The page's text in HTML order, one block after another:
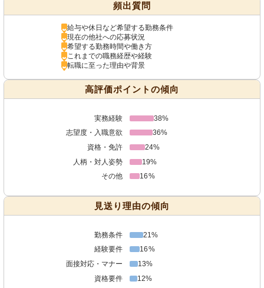
頻出質問
給与や休日など希望する勤務条件
現在の他社への応募状況
希望する勤務時間や働き方
これまでの職務経歴や経験
転職に至った理由や背景
高評価ポイントの傾向
実務経験
38%
志望度・入職意欲
36%
資格・免許
24%
人柄・対人姿勢
19%
その他
16%
見送り理由の傾向
勤務条件
21%
経験要件
16%
面接対応・マナー
13%
資格要件
12%